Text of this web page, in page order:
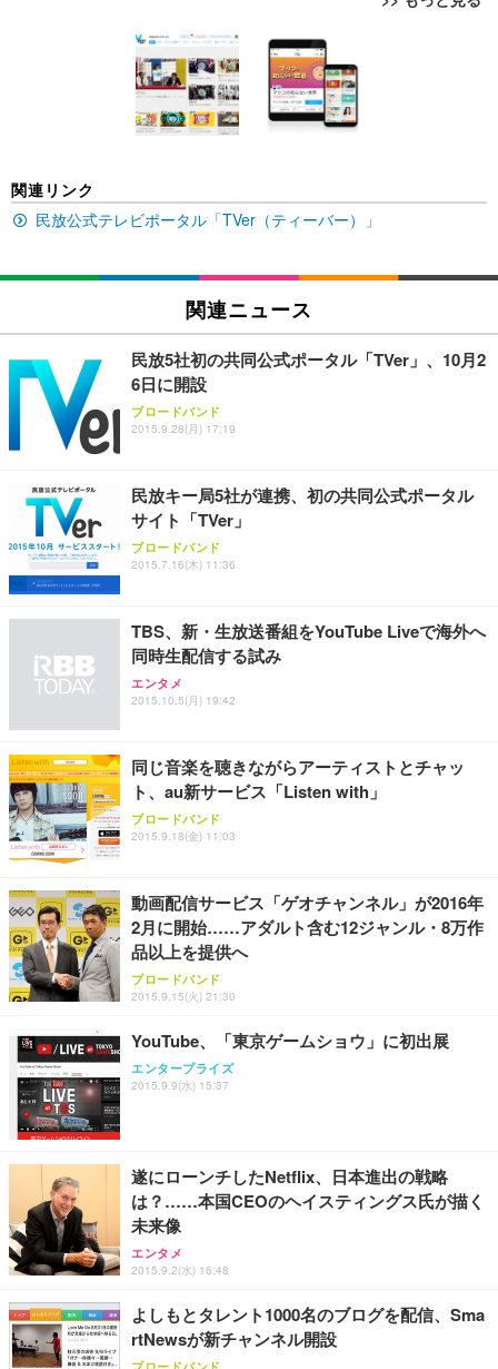
[EdoErgo] オフィスチェア 椅子 テレワーク 疲れな
い 跳ね上げ式アームレスト コンパクト 約105度ロッ
キング pc 事務椅子 360度回転 座面昇降 強化ナイロ
ン樹脂ベース 通気性メッシュ 在宅ワーク H-WY01
(黒網+黒枠+黒足)
￥5,699
ュチェア 人間工学 疲れない ブラック
￥27,999
Sezlife オフィスチェア デスクチェア 疲れない テレ
ワーク チェア 強化バックレスト 30度ロッキング機
レスト 3Dヘッドレスト ハンガー付き 高反発クッシ
ョン PCチェア 通気性メッシュ ゲーミング/勉強/事
務用 おしゃれ パソコンチェア (ブラック)
￥7,680
Sezlife オフィスチェア デスクチェア 疲れない テレ
レスト 3Dヘッドレスト ハンガー付き 高反発クッシ
ョン PCチェア 通気性メッシュ ゲーミング/勉強/事
務用 おしゃれ パソコンチェア (ホワイト)
￥7,680
ANDWINT オフィスチェア デスクチェア 肘なし メ
ト 幅52×奥行58.5×高さ84～96cm テレワーク 在宅
勤務 ブラック
￥4,139
EIZO ビジネス向けプレミアムモニター | FlexScan
EV3240X-WT | 31.5型4K UHD・USB Type-C・ホワ
イト
￥105,595
イト
【純正品】27"ゲーミングモニター DualSense 充電
フック付き（CFI-ZDM1J）
￥49,979
【整備済み品】Dell E2724HS 27インチ 液晶モニタ
応 ComfortView ビジネス向け
￥15,800
【MiniLED/24.5inch/280Hz/FHD】GRAPHT THE S
像低減 (3年保証 | 輝点保証 | 日本メーカー)
￥34,980
Amazonベーシック ペットシーツ 薄型 レギュラー 1
回使い捨て 無香料 ホワイト 300枚
￥3,373
x2袋(84枚) ホワイト(吸収面:ライトブルー)
￥3,234
ネオ・ルーライフ ネオ・オムツ L 中型犬用 26枚入
り 単品
￥1,800
Smart Basic(スマートベーシック) 【Amazon.co.jp
￥3,670
アイリスオーヤマ ペットシーツ 超厚型 お徳用 レギ
￥3,731
関連リンク
民放公式テレビポータル「TVer（ティーバー）」
関連ニュース
民放5社初の共同公式ポータル「TVer」、10月2
6日に開設
ブロードバンド
2015.9.28(月) 17:19
民放キー局5社が連携、初の共同公式ポータル
サイト「TVer」
ブロードバンド
2015.7.16(木) 11:36
TBS、新・生放送番組をYouTube Liveで海外へ
同時生配信する試み
エンタメ
2015.10.5(月) 19:42
同じ音楽を聴きながらアーティストとチャッ
ト、au新サービス「Listen with」
ブロードバンド
2015.9.18(金) 11:03
動画配信サービス「ゲオチャンネル」が2016年
2月に開始……アダルト含む12ジャンル・8万作
品以上を提供へ
ブロードバンド
2015.9.15(火) 21:30
YouTube、「東京ゲームショウ」に初出展
エンタープライズ
2015.9.9(水) 15:37
遂にローンチしたNetflix、日本進出の戦略
は？……本国CEOのヘイスティングス氏が描く
未来像
エンタメ
2015.9.2(水) 16:48
よしもとタレント1000名のブログを配信、Sma
rtNewsが新チャンネル開設